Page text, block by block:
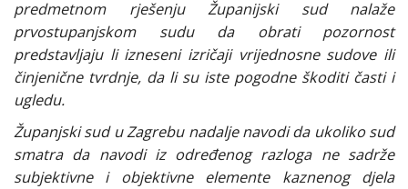
predmetnom rješenju Županijski sud nalaže
prvostupanjskom sudu da obrati pozornost
predstavljaju li izneseni izričaji vrijednosne sudove ili
činjenične tvrdnje, da li su iste pogodne škoditi časti i
ugledu.
Županjski sud u Zagrebu nadalje navodi da ukoliko sud
smatra da navodi iz određenog razloga ne sadrže
subjektivne i objektivne elemente kaznenog djela